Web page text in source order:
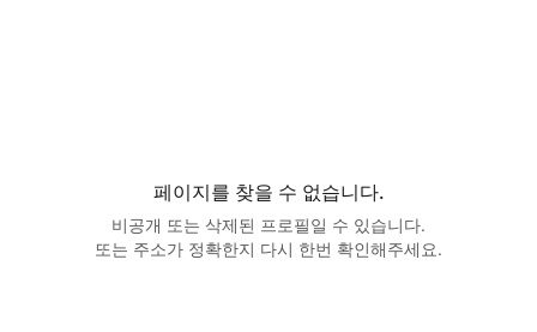
페이지를 찾을 수 없습니다.
비공개 또는 삭제된 프로필일 수 있습니다.
또는 주소가 정확한지 다시 한번 확인해주세요.